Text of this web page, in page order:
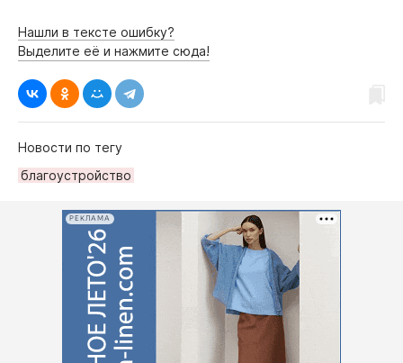
Нашли в тексте ошибку?
Выделите её и нажмите сюда!
Новости по тегу
благоустройство
РЕКЛАМА